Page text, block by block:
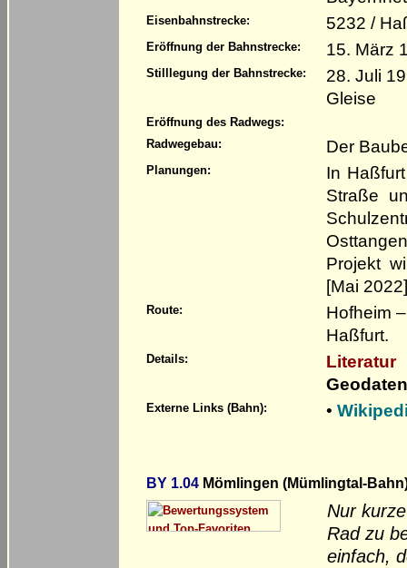
Eisenbahnstrecke: 5232 /
Eröffnung der Bahnstrecke: 15. März
Stilllegung der Bahnstrecke:
28. Juli
Gleise
Eröffnung des Radwegs:
Radwegebau:
Der
Planungen:
In
Straße
Projekt
[Mai 2022]
Route:
Hofheim
Haßfurt.
Details:
Literatur
Externe Links (Bahn): •
BY 1.04 Mömlingen (Mümlingtal-
Nur
Rad zu
einfach,